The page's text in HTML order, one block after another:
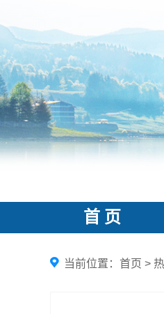
首 页
当前位置： 首页 >